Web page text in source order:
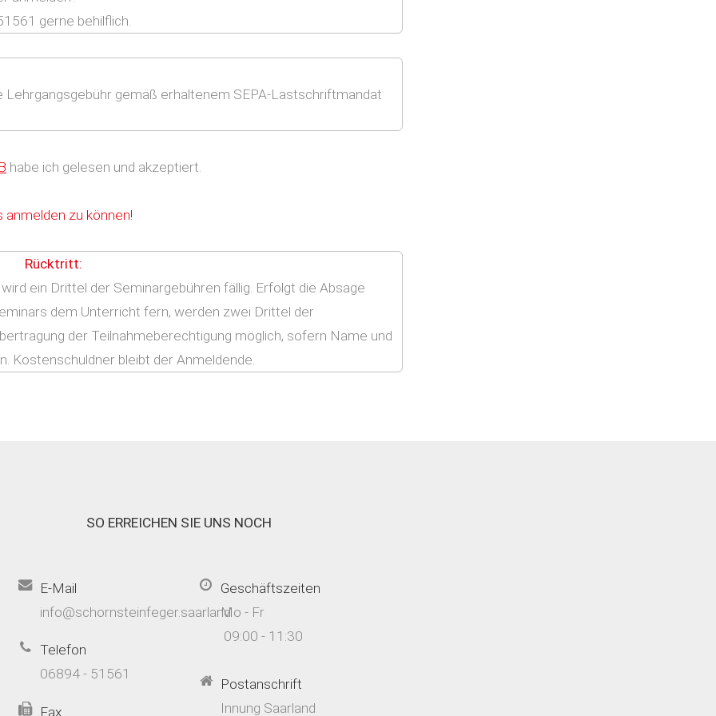
gerne behilflich.
gemäß erhaltenem SEPA-Lastschriftmandat
habe ich gelesen und akzeptiert.
zu können!
Rücktritt:
ein Drittel der Seminargebühren fällig. Erfolgt die Absage
dem Unterricht fern, werden zwei Drittel der
der Teilnahmeberechtigung möglich, sofern Name und
bleibt der Anmeldende.
SO ERREICHEN SIE UNS NOCH
E-Mail
info@schornsteinfeger.saarland
Telefon
06894 - 51561
Fax
Geschäftszeiten
Mo - Fr
09:00 - 11:30
Postanschrift
Innung Saarland